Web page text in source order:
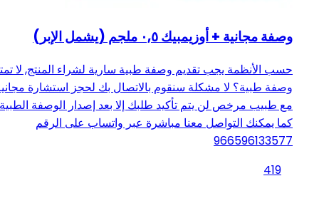
وصفة مجانية + أوزيمبيك ٠,٥ ملجم (يشمل الإبر)
حسب الأنظمة يجب تقديم وصفة طبية سارية لشراء المنتج, لا
وصفة طبية؟ لا مشكلة سنقوم بالاتصال بك لحجز استشارة
مع طبيب مرخص لن يتم تأكيد طلبك إلا بعد إصدار الوصفة الطبية
كما يمكنك التواصل معنا مباشرة عبر واتساب على الرقم
966596133577
419